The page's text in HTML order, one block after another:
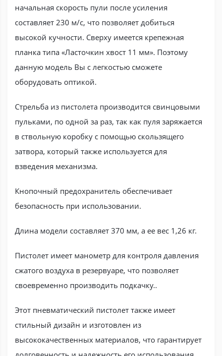
начальная скорость пули после усиления
составляет 230 м/с, что позволяет добиться
высокой кучности. Сверху имеется крепежная
планка типа «Ласточкин хвост 11 мм». Поэтому
данную модель Вы с легкостью сможете
оборудовать оптикой.
Стрельба из пистолета производится свинцовыми
пульками, по одной за раз, так как пуля заряжается
в ствольную коробку с помощью скользящего
затвора, который также используется для
взведения механизма.
Кнопочный предохранитель обеспечивает
безопасность при использовании.
Длина модели составляет 370 мм, а ее вес 1,26 кг.
Пистолет имеет манометр для контроля давления
сжатого воздуха в резервуаре, что позволяет
своевременно производить подкачку..
Этот пневматический пистолет также имеет
стильный дизайн и изготовлен из
высококачественных материалов, что гарантирует